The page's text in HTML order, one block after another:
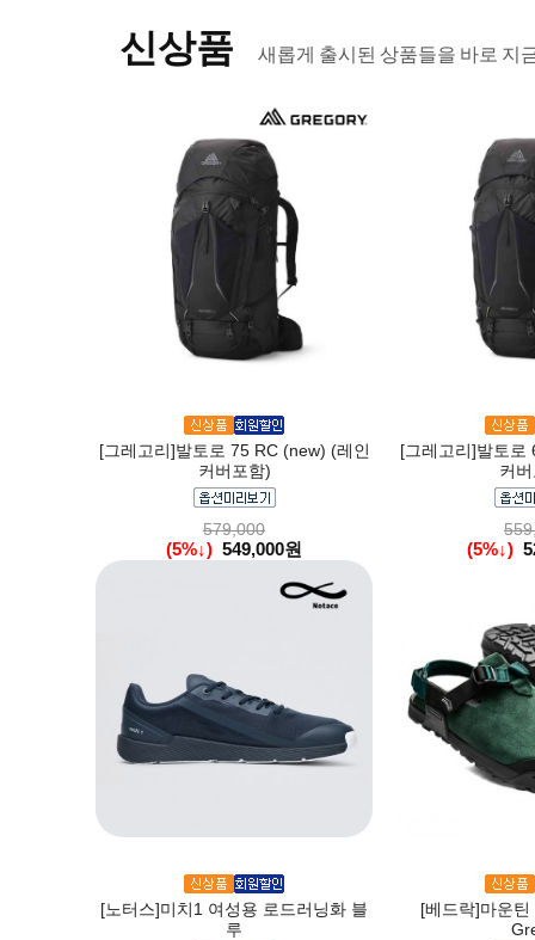
신상품 새롭게 출시된 상품들을 바로 지
[그레고리]발토로 75 RC (new) (레인
커버포함)
579,000
(5%↓) 549,000원
[그레고리]발토로
커
(5%↓)
[노터스]미치1 여성용 로드러닝화 블
루
[베드락]마운